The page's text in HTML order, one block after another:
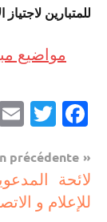
للمتبارين لاجتياز
مواضيع
مباريات
مباريات
Navigation
de
l’article
précédente
لائحة
للإعلام و الاتصال